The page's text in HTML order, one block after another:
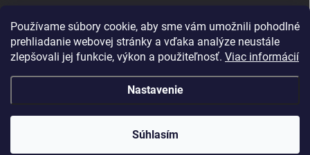
Používame súbory cookie, aby sme vám umožnili pohodlné
prehliadanie webovej stránky a vďaka analýze neustále
zlepšovali jej funkcie, výkon a použiteľnosť. Viac informácií
Nastavenie
Súhlasím
Spolu to ťaháme už 9 rokov
Koze.sk . Všetky práva vyhradené.